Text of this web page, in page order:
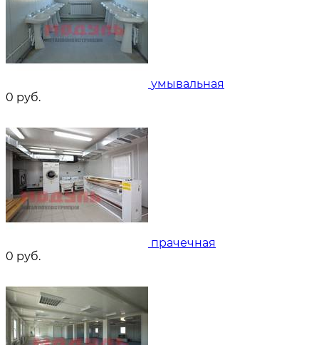
умывальная
0 руб.
прачечная
0 руб.